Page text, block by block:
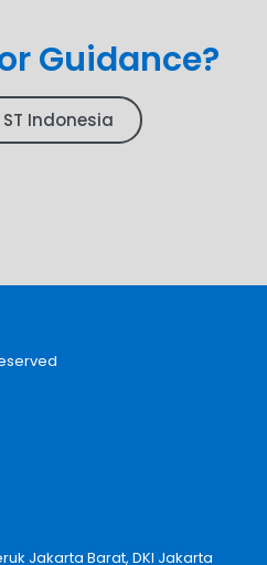
Guidance?
Indonesia
Jakarta Barat, DKI Jakarta